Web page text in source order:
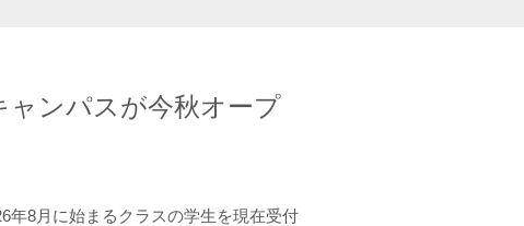
ャンパスが今秋オープ
年8月に始まるクラスの学生を現在受付